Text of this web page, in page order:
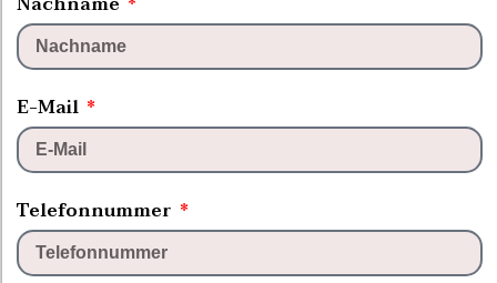
E-Mail
Telefonnummer